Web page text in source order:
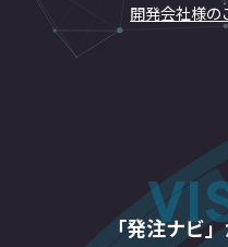
開発会社様の
「発注ナビ